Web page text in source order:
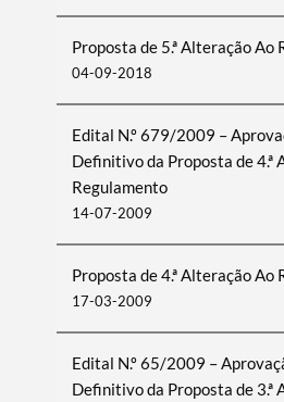
Proposta de 5.ª Alteração Ao
04-09-2018
Edital N.º 679/2009 –
Definitivo da Proposta de 4.ª
Regulamento
14-07-2009
Proposta de 4.ª Alteração Ao
17-03-2009
Edital N.º 65/2009 –
Definitivo da Proposta de 3.ª